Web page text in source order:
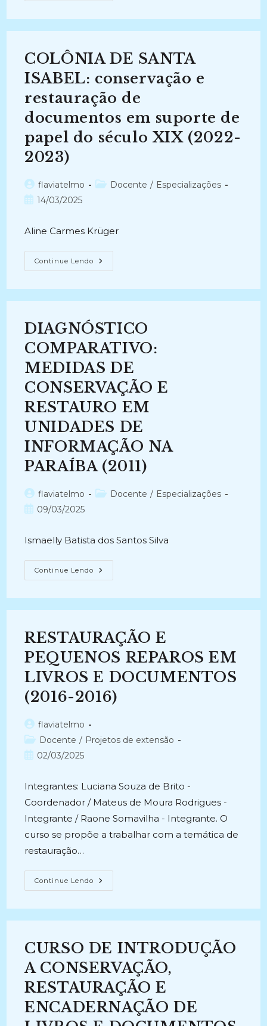
ACERVO
HUMANOS
(2020-
2024)
COLÔNIA DE SANTA
ISABEL: conservação e
restauração de
documentos em suporte de
papel do século XIX (2022-
2023)
Autor
do
flaviatelmo
Categoria
Docente / Especializações
Post14/03/2025
Aline Carmes Krüger
Continue Lendo COLÔNIA
DE
E
Documentos
Em
Suporte
De
Papel
Do
XIX
(2022-
2023)
DIAGNÓSTICO
COMPARATIVO:
MEDIDAS DE
CONSERVAÇÃO E
RESTAURO EM
UNIDADES DE
INFORMAÇÃO NA
PARAÍBA (2011)
Autor
do
flaviatelmo
Categoria
Docente / Especializações
Post09/03/2025
Ismaelly Batista dos Santos Silva
Continue Lendo DIAGNÓSTICO
COMPARATIVO:
E
UNIDADES
DE
INFORMAÇÃO
NA
PARAÍBA
(2011)
RESTAURAÇÃO E
PEQUENOS REPAROS EM
LIVROS E DOCUMENTOS
(2016-2016)
Autor
do
post:
flaviatelmo
Categoria
do
Docente / Projetos de extensão
Post02/03/2025
Integrantes: Luciana Souza de Brito -
Coordenador / Mateus de Moura Rodrigues -
Integrante / Raone Somavilha - Integrante. O
curso se propõe a trabalhar com a temática de
restauração…
Continue Lendo RESTAURAÇÃO
E
LIVROS
(2016-
2016)
CURSO DE INTRODUÇÃO
A CONSERVAÇÃO,
RESTAURAÇÃO E
ENCADERNAÇÃO DE